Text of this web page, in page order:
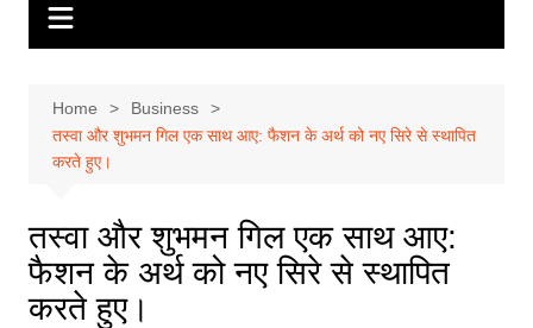
Home
Business
तस्वा और शुभमन गिल एक साथ आए: फैशन के अर्थ को नए सिरे से स्थापित
करते हुए।
तस्वा और शुभमन गिल एक साथ आए:
फैशन के अर्थ को नए सिरे से स्थापित
करते हुए।